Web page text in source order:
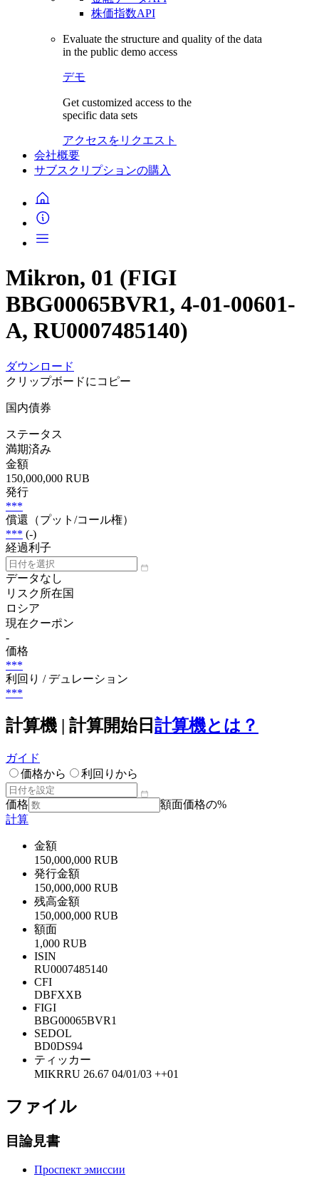
株価指数API
Evaluate the structure and quality of the data
in the public demo access
デモ
Get customized access to the
specific data sets
アクセスをリクエスト
会社概要
サブスクリプションの購入
Mikron, 01 (FIGI
BBG00065BVR1, 4-01-00601-
A, RU0007485140)
ダウンロード
クリップボードにコピー
国内債券
ステータス
満期済み
金額
150,000,000 RUB
発行
***
償還（プット/コール権）
*** (-)
経過利子
データなし
リスク所在国
ロシア
現在クーポン
-
価格
***
利回り / デュレーション
***
計算機 | 計算開始日 計算機とは？
ガイド
価格から
利回りから
価格
額面価格の%
計算
金額
150,000,000 RUB
発行金額
150,000,000 RUB
残高金額
150,000,000 RUB
額面
1,000 RUB
ISIN
RU0007485140
CFI
DBFXXB
FIGI
BBG00065BVR1
SEDOL
BD0DS94
ティッカー
MIKRRU 26.67 04/01/03 ++01
ファイル
目論見書
Проспект эмиссии